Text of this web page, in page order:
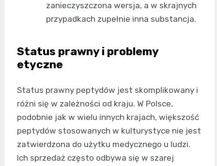
zanieczyszczona wersja, a w skrajnych
przypadkach zupełnie inna substancja.
Status prawny i problemy
etyczne
Status prawny peptydów jest skomplikowany i
różni się w zależności od kraju. W Polsce,
podobnie jak w wielu innych krajach, większość
peptydów stosowanych w kulturystyce nie jest
zatwierdzona do użytku medycznego u ludzi.
Ich sprzedaż często odbywa się w szarej